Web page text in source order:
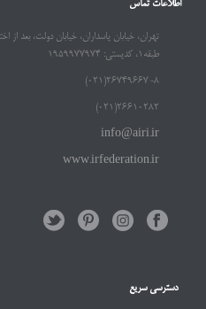
اطلاعات تماس
طبقه۱، کدپستی: ۱۹۵۹۹۷۷۹۷۴
۲۶۷۴۹۶۶۷-۸(۰۲۱)
۲۶۶۱۰۲۸۲(۰۲۱)
info@airi.ir
www.irfederation.ir
دسترسی سریع